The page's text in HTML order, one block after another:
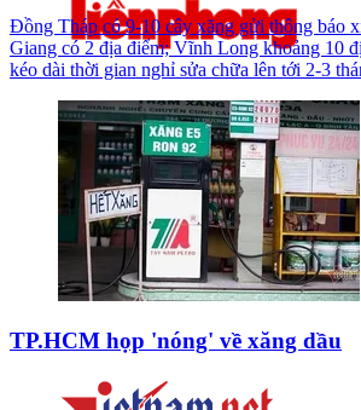
Đồng Tháp có 9-10 cây xăng gửi thông báo
Giang có 2 địa điểm; Vĩnh Long khoảng 10
kéo dài thời gian nghỉ sửa chữa lên tới 2-3
TP.HCM họp 'nóng' về xăng dầu